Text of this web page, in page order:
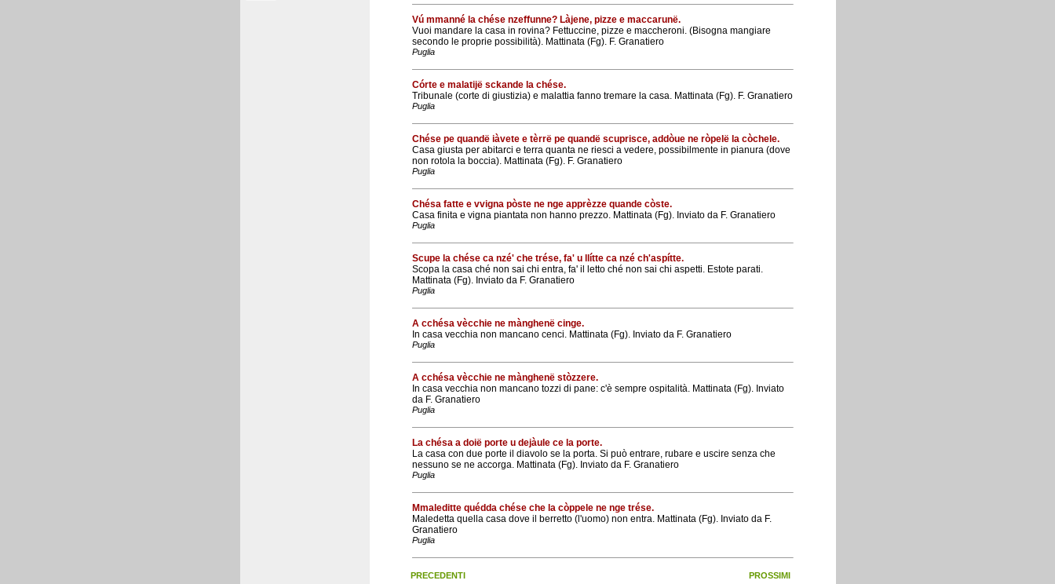
Vú mmanné la chése nzeffunne? Làjene, pizze e maccarunë.
Vuoi mandare la casa in rovina? Fettuccine, pizze e maccheroni. (Bisogna mangiare
secondo le proprie possibilità). Mattinata (Fg). F. Granatiero
Puglia
Córte e malatijë sckande la chése.
Tribunale (corte di giustizia) e malattia fanno tremare la casa. Mattinata (Fg). F. Granatiero
Puglia
Chése pe quandë iàvete e tèrrë pe quandë scuprisce, addòue ne ròpelë la còchele.
Casa giusta per abitarci e terra quanta ne riesci a vedere, possibilmente in pianura (dove
non rotola la boccia). Mattinata (Fg). F. Granatiero
Puglia
Chésa fatte e vvigna pòste ne nge apprèzze quande còste.
Casa finita e vigna piantata non hanno prezzo. Mattinata (Fg). Inviato da F. Granatiero
Puglia
Scupe la chése ca nzé' che trése, fa' u llítte ca nzé ch'aspítte.
Scopa la casa ché non sai chi entra, fa' il letto ché non sai chi aspetti. Estote parati.
Mattinata (Fg). Inviato da F. Granatiero
Puglia
A cchésa vècchie ne mànghenë cinge.
In casa vecchia non mancano cenci. Mattinata (Fg). Inviato da F. Granatiero
Puglia
A cchésa vècchie ne mànghenë stòzzere.
In casa vecchia non mancano tozzi di pane: c'è sempre ospitalità. Mattinata (Fg). Inviato
da F. Granatiero
Puglia
La chésa a doië porte u dejàule ce la porte.
La casa con due porte il diavolo se la porta. Si può entrare, rubare e uscire senza che
nessuno se ne accorga. Mattinata (Fg). Inviato da F. Granatiero
Puglia
Mmaleditte quédda chése che la còppele ne nge trése.
Maledetta quella casa dove il berretto (l'uomo) non entra. Mattinata (Fg). Inviato da F.
Granatiero
Puglia
PRECEDENTI PROSSIMI